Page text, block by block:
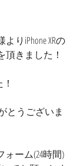
りiPhone XRの
きました！
とうございま
ォーム(24時間)